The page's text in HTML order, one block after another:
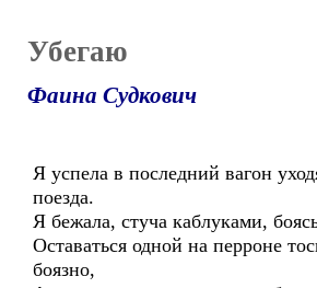
Убегаю
Фаина Судкович
Я успела в последний вагон
поезда.
Я бежала, стуча каблуками,
Оставаться одной на перроне
боязно,